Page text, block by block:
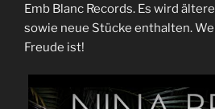
Emb Blanc Records. Es wird
sowie neue Stücke enthalten.
Freude ist!